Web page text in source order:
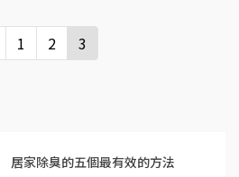
1 2 3
居家除臭的五個最有效的方法